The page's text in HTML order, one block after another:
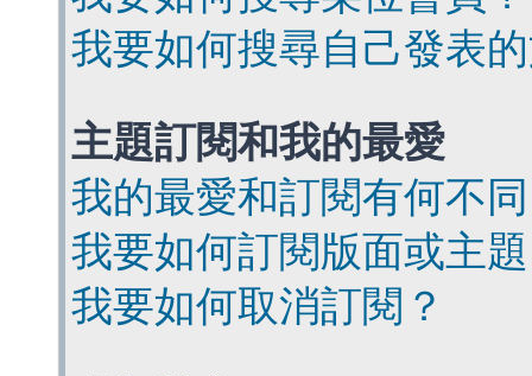
我要如何搜尋自己發表
主題訂閱和我的最愛
我的最愛和訂閱有何不
我要如何訂閱版面或主
我要如何取消訂閱？